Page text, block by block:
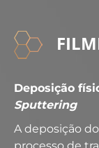
Deposição
Sputtering
A deposição